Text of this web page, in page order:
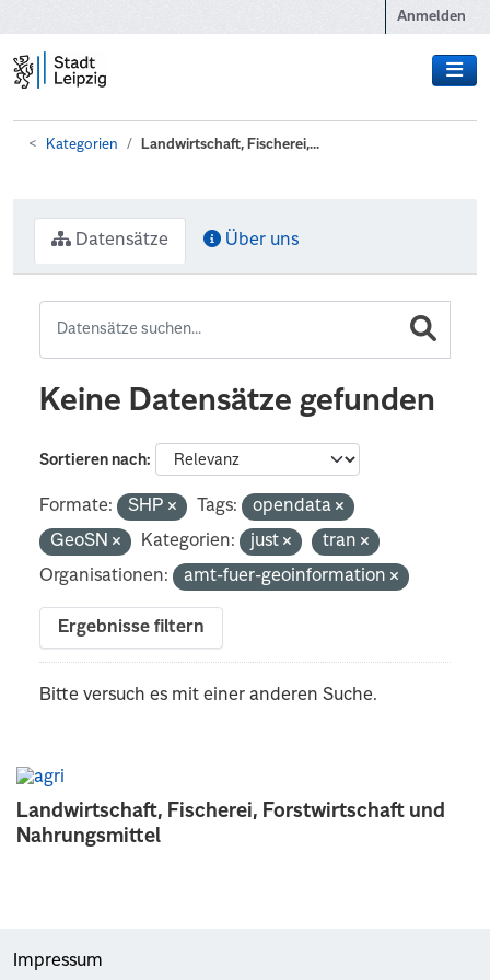
Anmelden
Kategorien Landwirtschaft, Fischerei,...
Landwirtschaft, Fischerei, Forstwirtschaft und
Nahrungsmittel
Datensätze Über uns
Keine Datensätze gefunden
Sortieren nach
Formate: SHP Tags:
opendata
GeoSN
Kategorien: just
tran
Organisationen:
amt-fuer-geoinformation
Ergebnisse filtern
Bitte versuch es mit einer anderen Suche.
Impressum